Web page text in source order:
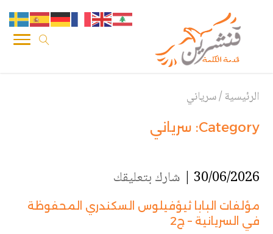
الرئيسية/سرياني
Category: سرياني
30/06/2026 | شارك بتعليقك
مؤلفات البابا ثيؤفيلوس السكندري المحفوظة
في السريانية – ج2